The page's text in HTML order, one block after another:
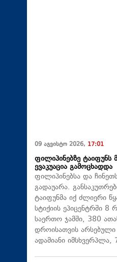
09 აგვისტო 2026, 17:01
ფილიპინებზე ტაიფუნს
ევაკუაცია გამოცხადდა
ფილიპინებსა და
გადაუარა.
ტაიფუნმა იქ ძლიერი
სტიქიის ეპიცენტრში 8
საერთო ჯამში, 380
დროისათვის არსებული
ადამიანი იმსხვერპლა,